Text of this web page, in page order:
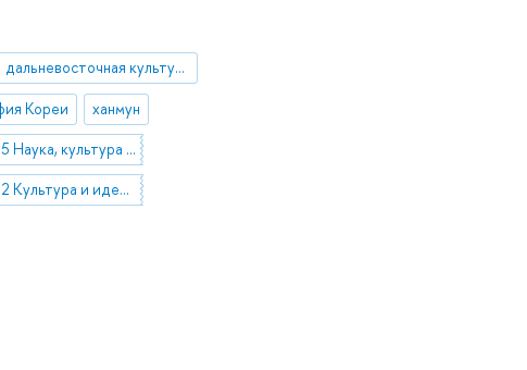
дальневосточная культура
Кореи ханмун
12.21.35 Наука, культура и образование
13.11.22 Культура и идеология